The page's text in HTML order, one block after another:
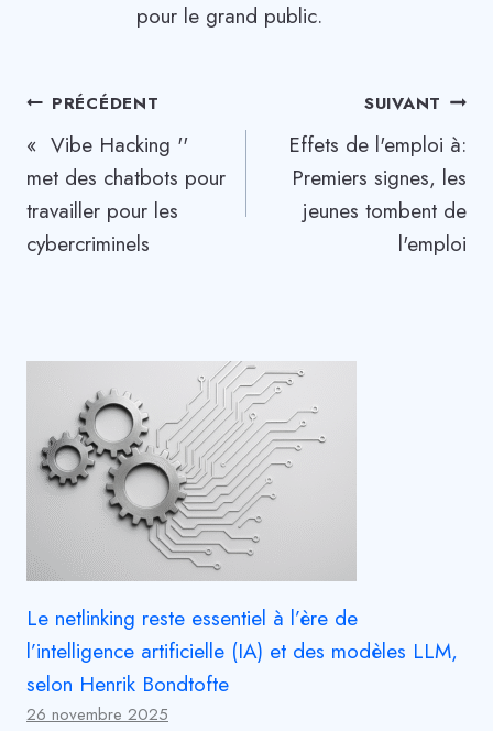
pour le grand public.
Navigation
de
l’article
PRÉCÉDENT
« Vibe Hacking ''
met des chatbots pour
travailler pour les
cybercriminels
SUIVANT
Effets de l'emploi à:
Premiers signes, les
jeunes tombent de
l'emploi
Le netlinking reste essentiel à l’ère de
l’intelligence artificielle (IA) et des modèles LLM,
selon Henrik Bondtofte
26 novembre 2025